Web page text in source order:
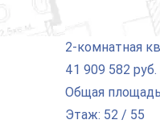
2-комнатная
41 909 582 руб.
Общая
Этаж: 52 / 55